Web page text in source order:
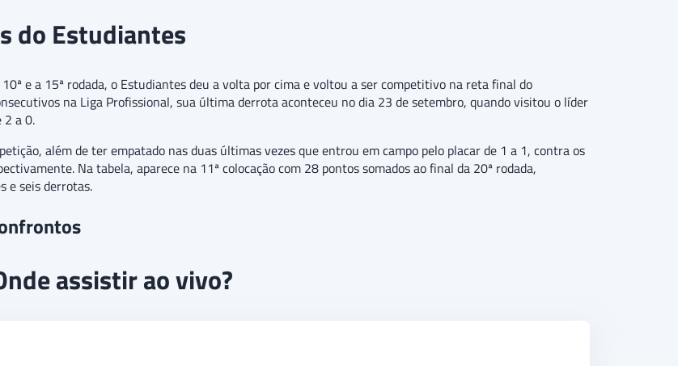
do Estudiantes
e a 15ª rodada, o Estudiantes deu a volta por cima e voltou a ser competitivo na reta final do
na Liga Profissional, sua última derrota aconteceu no dia 23 de setembro, quando visitou o líder
2 a 0.
além de ter empatado nas duas últimas vezes que entrou em campo pelo placar de 1 a 1, contra os
Na tabela, aparece na 11ª colocação com 28 pontos somados ao final da 20ª rodada,
e seis derrotas.
assistir ao vivo?